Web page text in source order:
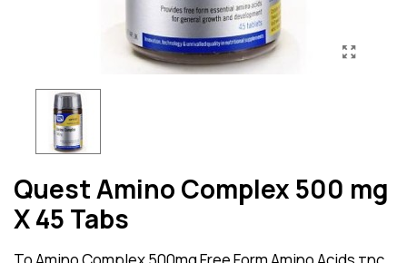
Quest Amino Complex 500 mg
X 45 Tabs